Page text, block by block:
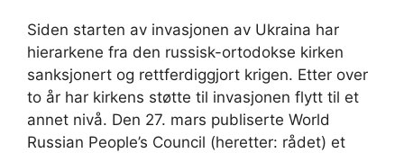
Siden starten av invasjonen av Ukraina har
hierarkene fra den russisk-ortodokse kirken
sanksjonert og rettferdiggjort krigen. Etter over
to år har kirkens støtte til invasjonen flytt til et
annet nivå. Den 27. mars publiserte World
Russian People’s Council (heretter: rådet) et